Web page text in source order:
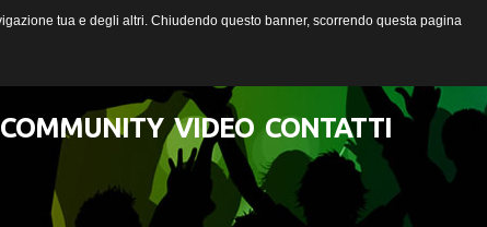
COMMUNITY
Lista degli utenti
VIDEO CONTATTI
tua e degli altri. Chiudendo questo banner, scorrendo questa pagina